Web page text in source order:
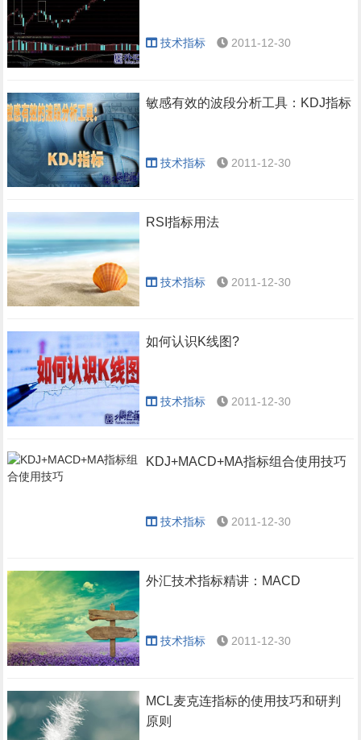
技术指标 2011-12-30
敏感有效的波段分析工具：KDJ指标
技术指标 2011-12-30
RSI指标用法
技术指标 2011-12-30
如何认识K线图?
技术指标 2011-12-30
KDJ+MACD+MA指标组合使用技巧
技术指标 2011-12-30
外汇技术指标精讲：MACD
技术指标 2011-12-30
MCL麦克连指标的使用技巧和研判
原则